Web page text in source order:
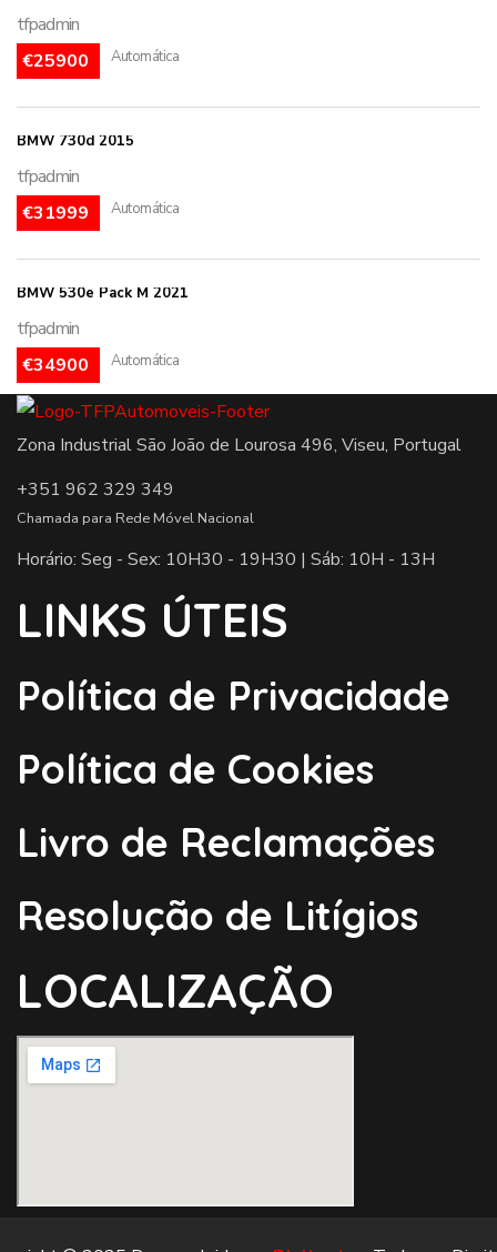
tfpadmin
€25900
Automática
BMW 730d 2015
tfpadmin
€31999
Automática
BMW 530e Pack M 2021
tfpadmin
€34900
Automática
Zona Industrial São João de Lourosa 496, Viseu, Portugal
+351 962 329 349
Chamada para Rede Móvel Nacional
Horário: Seg - Sex: 10H30 - 19H30 | Sáb: 10H - 13H
LINKS ÚTEIS
Política de Privacidade
Política de Cookies
Livro de Reclamações
Resolução de Litígios
LOCALIZAÇÃO